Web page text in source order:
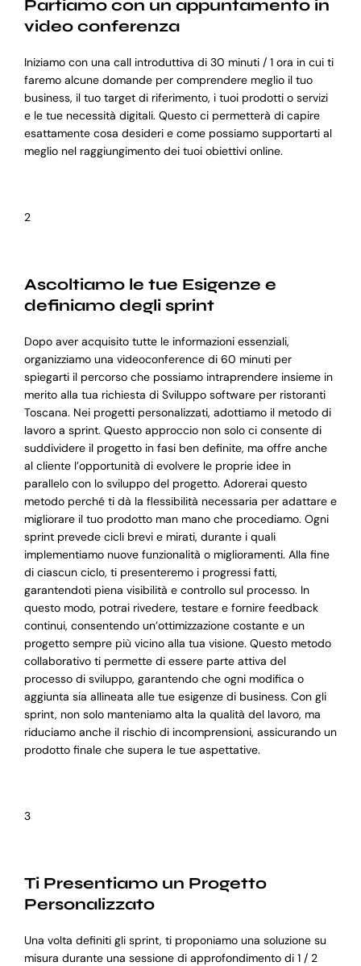
Partiamo con un appuntamento in
video conferenza
Iniziamo con una call introduttiva di 30 minuti / 1 ora in cui ti
faremo alcune domande per comprendere meglio il tuo
business, il tuo target di riferimento, i tuoi prodotti o servizi
e le tue necessità digitali. Questo ci permetterà di capire
esattamente cosa desideri e come possiamo supportarti al
meglio nel raggiungimento dei tuoi obiettivi online.
2
Ascoltiamo le tue Esigenze e
definiamo degli sprint
Dopo aver acquisito tutte le informazioni essenziali,
organizziamo una videoconference di 60 minuti per
spiegarti il percorso che possiamo intraprendere insieme in
merito alla tua richiesta di Sviluppo software per ristoranti
Toscana. Nei progetti personalizzati, adottiamo il metodo di
lavoro a sprint. Questo approccio non solo ci consente di
suddividere il progetto in fasi ben definite, ma offre anche
al cliente l’opportunità di evolvere le proprie idee in
parallelo con lo sviluppo del progetto. Adorerai questo
metodo perché ti dà la flessibilità necessaria per adattare e
migliorare il tuo prodotto man mano che procediamo. Ogni
sprint prevede cicli brevi e mirati, durante i quali
implementiamo nuove funzionalità o miglioramenti. Alla fine
di ciascun ciclo, ti presenteremo i progressi fatti,
garantendoti piena visibilità e controllo sul processo. In
questo modo, potrai rivedere, testare e fornire feedback
continui, consentendo un’ottimizzazione costante e un
progetto sempre più vicino alla tua visione. Questo metodo
collaborativo ti permette di essere parte attiva del
processo di sviluppo, garantendo che ogni modifica o
aggiunta sia allineata alle tue esigenze di business. Con gli
sprint, non solo manteniamo alta la qualità del lavoro, ma
riduciamo anche il rischio di incomprensioni, assicurando un
prodotto finale che supera le tue aspettative.
3
Ti Presentiamo un Progetto
Personalizzato
Una volta definiti gli sprint, ti proponiamo una soluzione su
misura durante una sessione di approfondimento di 1 / 2